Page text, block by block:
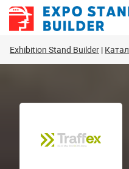
Перейти
Exhibition Stand Builder